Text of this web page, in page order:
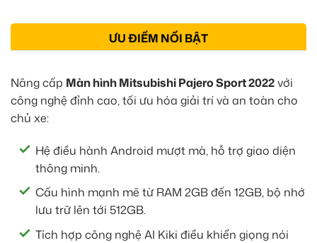
ƯU ĐIỂM NỔI BẬT
Nâng cấp Màn hình Mitsubishi Pajero Sport 2022với
công nghệ đỉnh cao, tối ưu hóa giải trí và an toàn cho
chủ xe:
Hệ điều hành Android mượt mà, hỗ trợ giao diện
thông minh.
Cấu hình mạnh mẽ từ RAM 2GB đến 12GB, bộ nhớ
lưu trữ lên tới 512GB.
Tích hợp công nghệ AI Kiki điều khiển giọng nói